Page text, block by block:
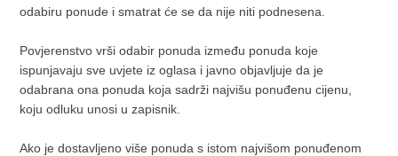
odabiru ponude i smatrat će se da nije niti podnesena.
Povjerenstvo vrši odabir ponuda između ponuda koje
ispunjavaju sve uvjete iz oglasa i javno objavljuje da je
odabrana ona ponuda koja sadrži najvišu ponuđenu cijenu,
koju odluku unosi u zapisnik.
Ako je dostavljeno više ponuda s istom najvišom ponuđenom